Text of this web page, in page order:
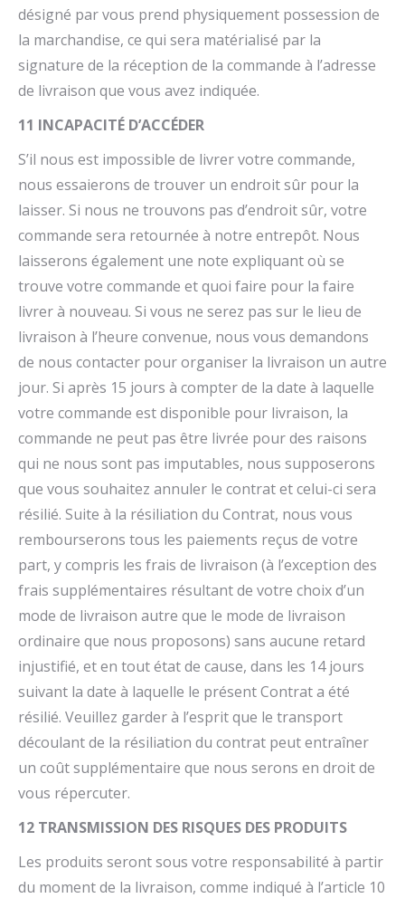
désigné par vous prend physiquement possession de
la marchandise, ce qui sera matérialisé par la
signature de la réception de la commande à l’adresse
de livraison que vous avez indiquée.
11 INCAPACITÉ D’ACCÉDER
S’il nous est impossible de livrer votre commande,
nous essaierons de trouver un endroit sûr pour la
laisser. Si nous ne trouvons pas d’endroit sûr, votre
commande sera retournée à notre entrepôt. Nous
laisserons également une note expliquant où se
trouve votre commande et quoi faire pour la faire
livrer à nouveau. Si vous ne serez pas sur le lieu de
livraison à l’heure convenue, nous vous demandons
de nous contacter pour organiser la livraison un autre
jour. Si après 15 jours à compter de la date à laquelle
votre commande est disponible pour livraison, la
commande ne peut pas être livrée pour des raisons
qui ne nous sont pas imputables, nous supposerons
que vous souhaitez annuler le contrat et celui-ci sera
résilié. Suite à la résiliation du Contrat, nous vous
rembourserons tous les paiements reçus de votre
part, y compris les frais de livraison (à l’exception des
frais supplémentaires résultant de votre choix d’un
mode de livraison autre que le mode de livraison
ordinaire que nous proposons) sans aucune retard
injustifié, et en tout état de cause, dans les 14 jours
suivant la date à laquelle le présent Contrat a été
résilié. Veuillez garder à l’esprit que le transport
découlant de la résiliation du contrat peut entraîner
un coût supplémentaire que nous serons en droit de
vous répercuter.
12 TRANSMISSION DES RISQUES DES PRODUITS
Les produits seront sous votre responsabilité à partir
du moment de la livraison, comme indiqué à l’article 10